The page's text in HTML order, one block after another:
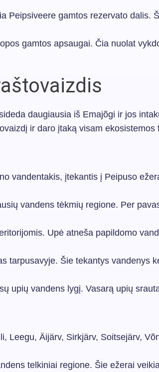
Peipsiveere gamtos rezervato dalis.
gamtos apsaugai. Čia nuolat
daugiausia iš Emajõgi ir jos
ir daro įtaką visam ekosistemos
vandentakis, įtekantis į Peipuso
vandens tėkmių regione. Per
Upė atneša papildomo
tarpusavyje. Šie tekantys vandenys
upių vandens lygį. Vasarą upių
Leegu, Äijärv, Sirkjärv, Soitsejärv,
telkiniai regione. Šie ežerai